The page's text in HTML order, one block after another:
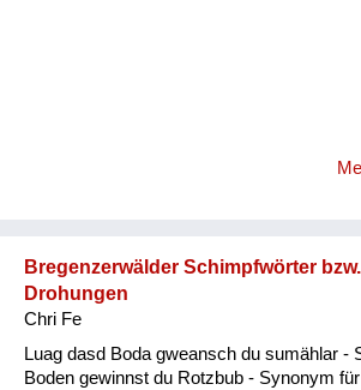
Bregenzerwälder Schimpfwörter
Drohungen
Chri Fe
Luag dasd Boda gweansch du sumählar -
Boden gewinnst du Rotzbub - Synonym